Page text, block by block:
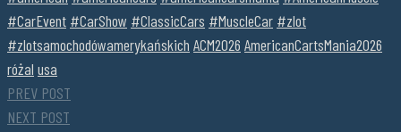
#CarEvent #CarShow #ClassicCars #MuscleCar #zlot
#zlotsamochodówamerykańskich ACM2026 AmericanCartsMania2026
różal usa
PREV POST
NEXT POST